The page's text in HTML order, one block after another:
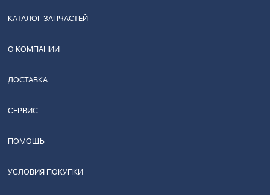
КАТАЛОГ ЗАПЧАСТЕЙ
О КОМПАНИИ
ДОСТАВКА
СЕРВИС
ПОМОЩЬ
УСЛОВИЯ ПОКУПКИ